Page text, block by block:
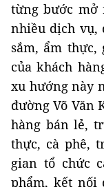
từng bước mở
nhiều dịch vụ,
sắm, ẩm
của khách
xu hướng này
đường Võ Văn
hàng bán lẻ,
thực, cà phê,
gian tổ chức
phẩm, kết nối